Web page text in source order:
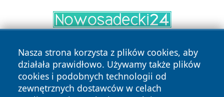
Nasza strona korzysta z plików cookies, aby
działała prawidłowo. Używamy także plików
cookies i podobnych technologii od
zewnętrznych dostawców w celach